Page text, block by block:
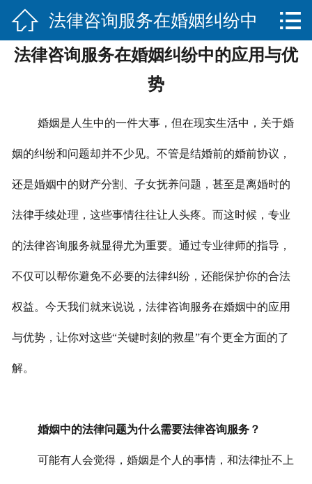
 网站首页
关于我们
法律法规知识
合作伙伴
 法律咨询服务在婚姻纠纷中
的应用与优势

法律咨询服务在婚姻纠纷中的应用与优
势
婚姻是人生中的一件大事，但在现实生活中，关于婚
姻的纠纷和问题却并不少见。不管是结婚前的婚前协议，
还是婚姻中的财产分割、子女抚养问题，甚至是离婚时的
法律手续处理，这些事情往往让人头疼。而这时候，专业
的法律咨询服务就显得尤为重要。通过专业律师的指导，
不仅可以帮你避免不必要的法律纠纷，还能保护你的合法
权益。今天我们就来说说，法律咨询服务在婚姻中的应用
与优势，让你对这些“关键时刻的救星”有个更全方面的了
解。
婚姻中的法律问题为什么需要法律咨询服务？
可能有人会觉得，婚姻是个人的事情，和法律扯不上